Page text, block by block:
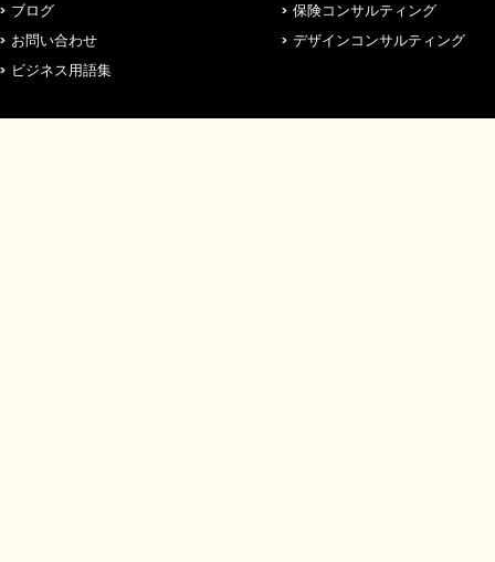
ブログ
お問い合わせ
ビジネス用語集
保険コンサルティング
デザインコンサルティング